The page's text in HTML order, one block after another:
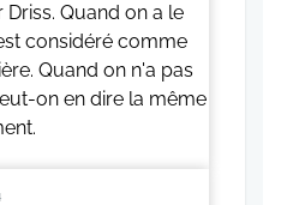
Quand on a le
considéré comme
Quand on n'a pas
on en dire la même